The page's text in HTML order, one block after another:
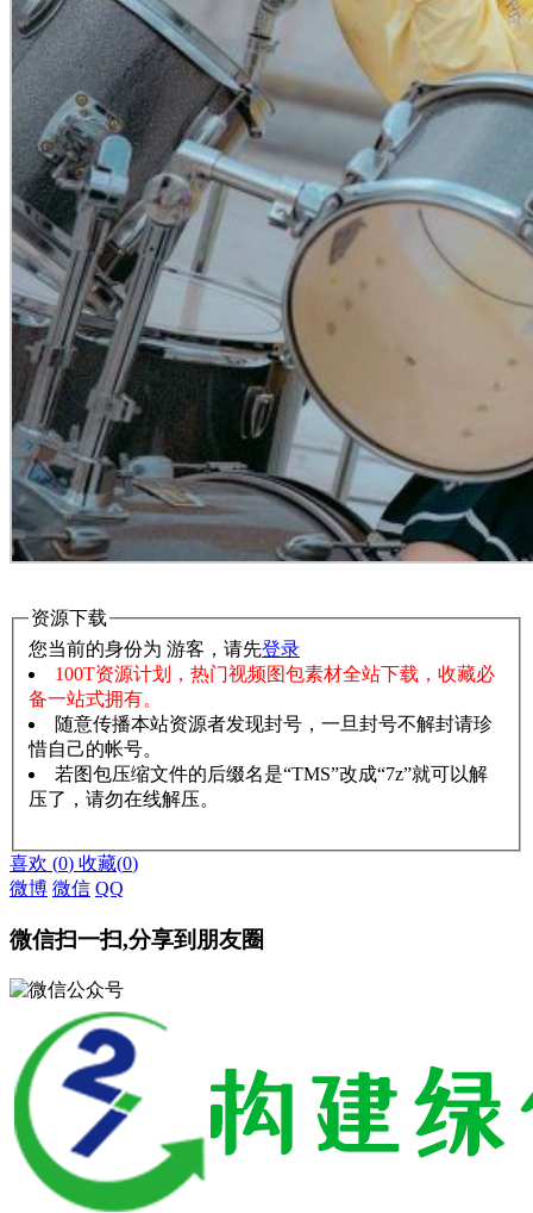
资源下载
您当前的身份为 游客，请先登录
100T资源计划，热门视频图包素材全站下载，收藏必
备一站式拥有。
随意传播本站资源者发现封号，一旦封号不解封请珍
惜自己的帐号。
若图包压缩文件的后缀名是“TMS”改成“7z”就可以解
压了，请勿在线解压。
喜欢 (0) 收藏(0)
微博 微信 QQ
微信扫一扫,分享到朋友圈